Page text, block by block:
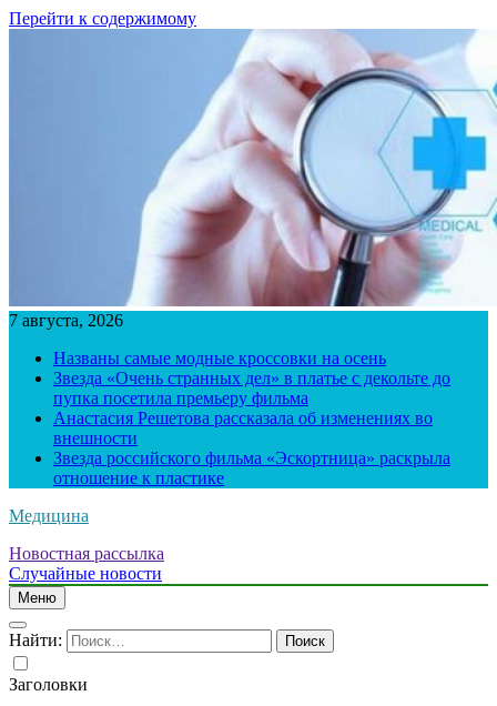
Перейти к содержимому
7 августа, 2026
Названы самые модные кроссовки на осень
Звезда «Очень странных дел» в платье с декольте до
пупка посетила премьеру фильма
Анастасия Решетова рассказала об изменениях во
внешности
Звезда российского фильма «Эскортница» раскрыла
отношение к пластике
Медицина
Новостная рассылка
Случайные новости
Меню
Найти:
Заголовки